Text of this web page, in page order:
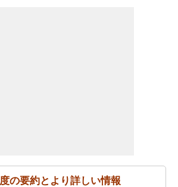
の要約とより詳しい情報